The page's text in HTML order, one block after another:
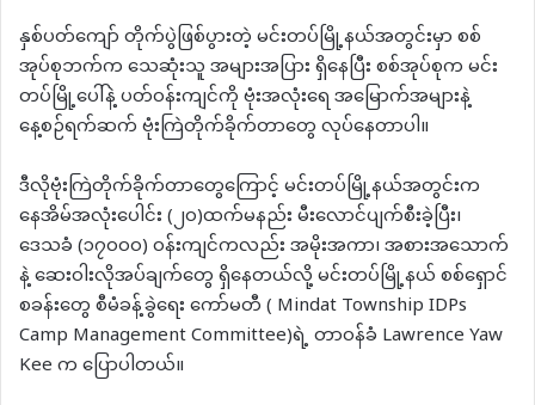
နှစ်ပတ်‌ကျော် တိုက်ပွဲဖြစ်ပွားတဲ့ မင်းတပ်မြို့နယ်အတွင်းမှာ စစ်
အုပ်စုဘက်က သေဆုံးသူ အများအပြား ရှိနေပြီး စစ်အုပ်စုက မင်း
တပ်မြို့ပေါ်နဲ့ ပတ်ဝန်းကျင်‌ကို ဗုံးအလုံးရေ အမြောက်အများနဲ့
နေ့စဉ်ရက်ဆက် ဗုံးကြဲတိုက်ခိုက်တာတွေ လုပ်နေတာပါ။
ဒီလိုဗုံးကြဲတိုက်ခိုက်တာတွေကြောင့် မင်းတပ်မြို့နယ်အတွင်းက
နေအိမ်အလုံးပေါင်း (၂၀)ထက်မနည်း မီးလောင်ပျက်စီးခဲ့ပြီး၊
ဒေသခံ (၁၇၀၀၀) ဝန်းကျင်ကလည်း အမိုးအကာ၊ အစားအသောက်
နဲ့ ဆေးဝါးလိုအပ်ချက်တွေ ရှိနေတယ်လို့ မင်းတပ်မြို့နယ် စစ်ရှောင်
စခန်းတွေ စီမံခန့်ခွဲရေး ကော်မတီ ( Mindat Township IDPs
Camp Management Committee)ရဲ့ တာဝန်ခံ Lawrence Yaw
Kee က ပြောပါတယ်။